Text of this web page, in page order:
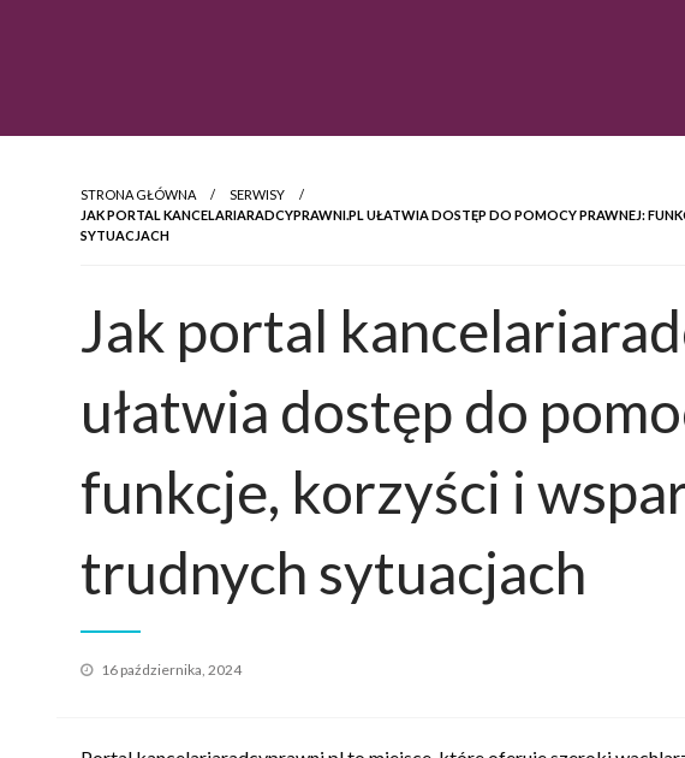
STRONA GŁÓWNA
SERWISY
JAK PORTAL KANCELARIARADCYPRAWNI.PL UŁATWIA DOSTĘP DO POMOCY PRAWNEJ:
SYTUACJACH
Jak portal
ułatwia dostęp do
funkcje, korzyści i
trudnych sytuacjach
Opublikowane
16 października, 2024